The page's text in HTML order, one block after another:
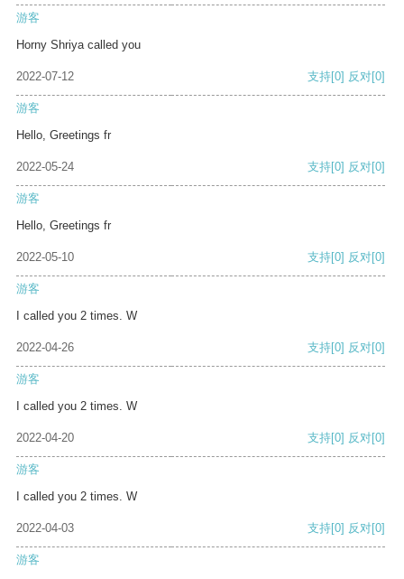
游客
Horny Shriya called you
2022-07-12 支持[0] 反对[0]
游客
Hello, Greetings fr
2022-05-24 支持[0] 反对[0]
游客
Hello, Greetings fr
2022-05-10 支持[0] 反对[0]
游客
I called you 2 times. W
2022-04-26 支持[0] 反对[0]
游客
I called you 2 times. W
2022-04-20 支持[0] 反对[0]
游客
I called you 2 times. W
2022-04-03 支持[0] 反对[0]
游客